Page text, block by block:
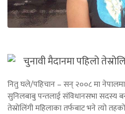
नितु घले/पहिचान – सन् २००८ मा
सुनिलबाबु पन्तलाई संविधानसभा सदस्य
तेस्रोलिंगी महिलाका तर्फबाट भने त्यो